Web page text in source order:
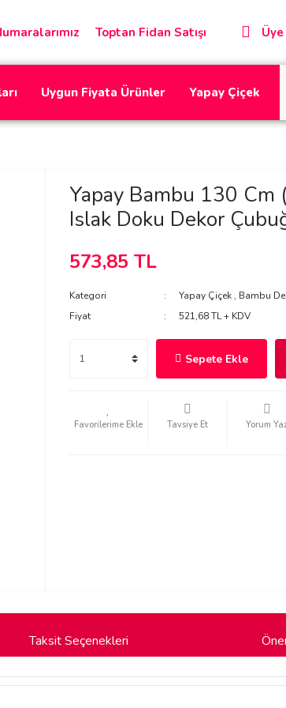
Toptan Fidan Satışı
Uygun Fiyata Ürünler Yapay Çiçek
Yapay Bambu 130 Cm
Islak Doku Dekor
573,85 TL
Kategori Yapay Çiçek , Bambu
Fiyat
521,68 TL + KDV
Sepete Ekle
Tavsiye Et Yorum
Taksit Seçenekleri